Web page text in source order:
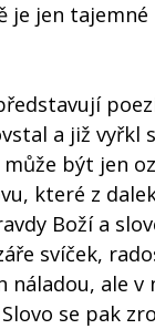
je jen
a již
může být jen
které z
Boží a
svíček,
náladou, ale
se pak